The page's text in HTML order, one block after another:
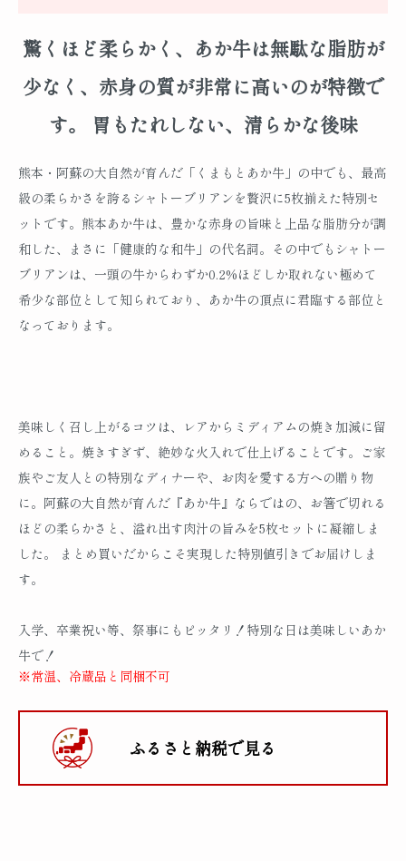
驚くほど柔らかく、あか牛は無駄な脂肪が
少なく、赤身の質が非常に高いのが特徴で
す。 胃もたれしない、清らかな後味
熊本・阿蘇の大自然が育んだ「くまもとあか牛」の中でも、最高
級の柔らかさを誇るシャトーブリアンを贅沢に5枚揃えた特別セ
ットです。熊本あか牛は、豊かな赤身の旨味と上品な脂肪分が調
和した、まさに「健康的な和牛」の代名詞。その中でもシャトー
ブリアンは、一頭の牛からわずか0.2%ほどしか取れない極めて
希少な部位として知られており、あか牛の頂点に君臨する部位と
なっております。
美味しく召し上がるコツは、レアからミディアムの焼き加減に留
めること。焼きすぎず、絶妙な火入れで仕上げることです。ご家
族やご友人との特別なディナーや、お肉を愛する方への贈り物
に。阿蘇の大自然が育んだ『あか牛』ならではの、お箸で切れる
ほどの柔らかさと、溢れ出す肉汁の旨みを5枚セットに凝縮しま
した。 まとめ買いだからこそ実現した特別値引きでお届けしま
す。
入学、卒業祝い等、祭事にもピッタリ！特別な日は美味しいあか
牛で！
※常温、冷蔵品と同梱不可
ふるさと納税で見る